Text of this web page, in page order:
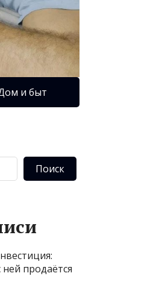
и быт
Поиск
продаётся